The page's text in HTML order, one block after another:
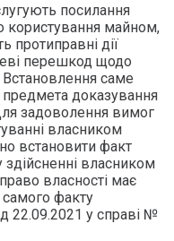
посилання
користування майном,
протиправні дії
перешкод щодо
саме
доказування
задоволення вимог
власником
встановити факт
власником
власності має
факту
22.09.2021 у справі №